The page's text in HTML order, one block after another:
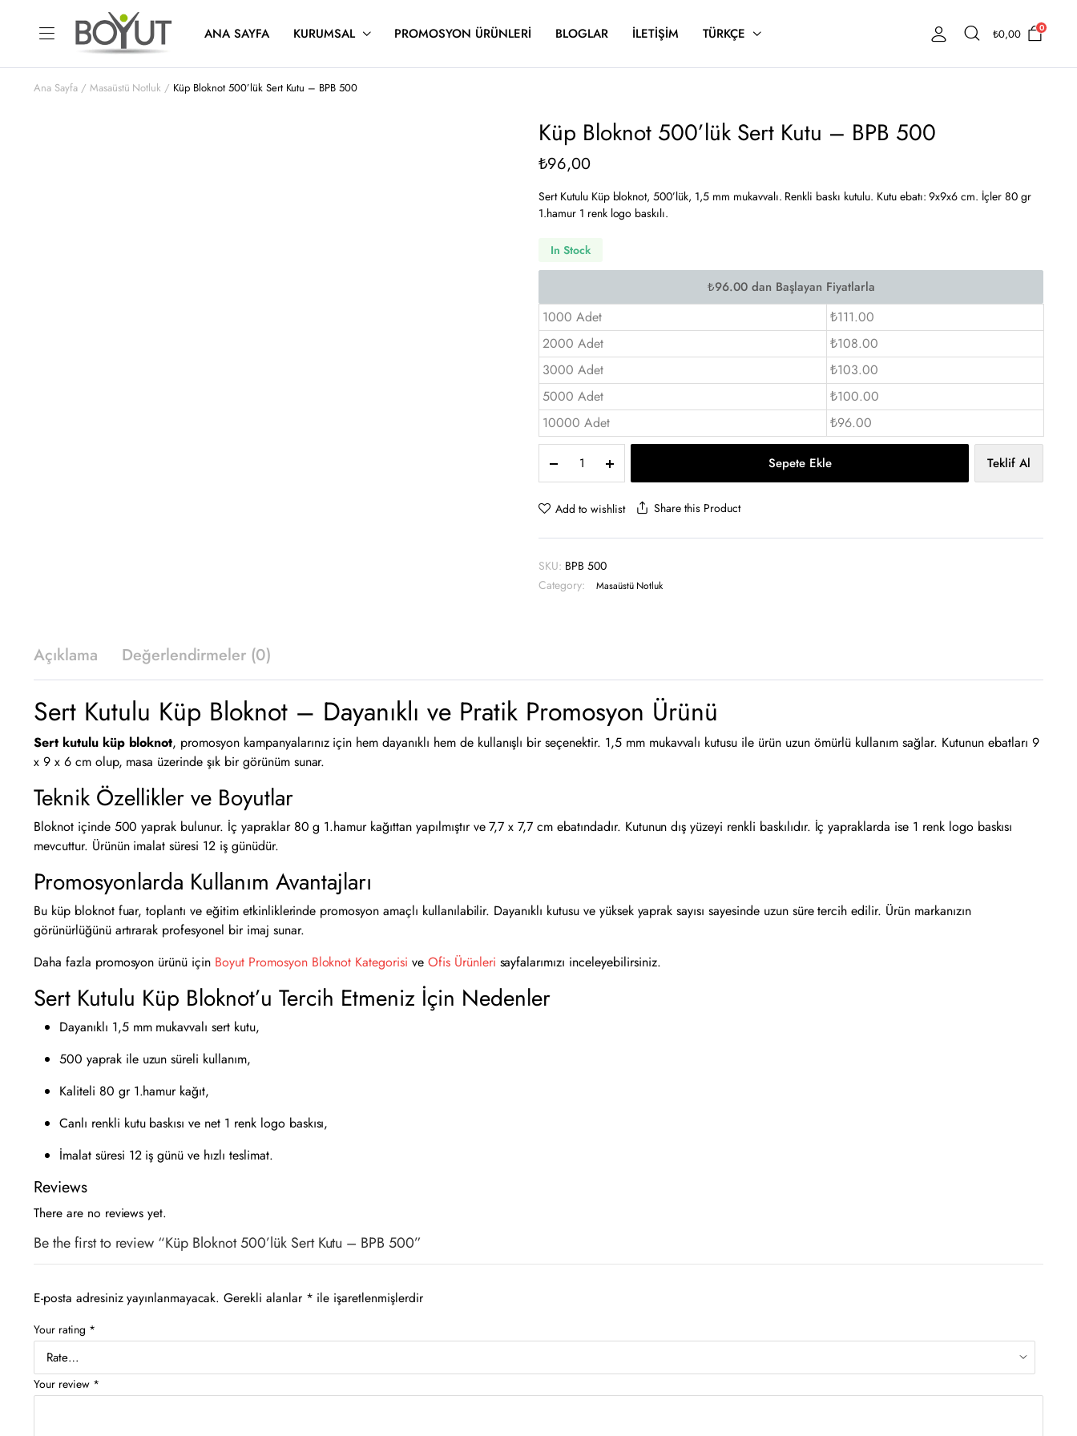
ANA SAYFA KURUMSAL PROMOSYON ÜRÜNLERI BLOGLAR İLETIŞIM TÜRKÇE ₺0,00 0
Ana Sayfa Masaüstü Notluk Küp Bloknot 500’lük Sert Kutu – BPB 500
Küp Bloknot 500’lük Sert Kutu – BPB 500
₺96,00
Sert Kutulu Küp bloknot, 500’lük, 1,5 mm mukavvalı. Renkli baskı kutulu. Kutu ebatı: 9x9x6 cm. İçler 80 gr
1.hamur 1 renk logo baskılı.
In Stock
1000 Adet
₺111.00
2000 Adet
₺108.00
3000 Adet
₺103.00
5000 Adet
₺100.00
10000 Adet
₺96.00
Bloknot
500’lük
Sert
-
500
quantity
Sepete Ekle Teklif Al
Add to wishlist Share this Product
SKU: BPB 500
Category:
Masaüstü Notluk
Açıklama Değerlendirmeler (0)
Sert Kutulu Küp Bloknot – Dayanıklı ve Pratik Promosyon Ürünü
Sert kutulu küp bloknot, promosyon kampanyalarınız için hem dayanıklı hem de kullanışlı bir seçenektir. 1,5 mm mukavvalı kutusu ile ürün uzun ömürlü kullanım sağlar. Kutunun ebatları 9
x 9 x 6 cm olup, masa üzerinde şık bir görünüm sunar.
Teknik Özellikler ve Boyutlar
Bloknot içinde 500 yaprak bulunur. İç yapraklar 80 g 1.hamur kağıttan yapılmıştır ve 7,7 x 7,7 cm ebatındadır. Kutunun dış yüzeyi renkli baskılıdır. İç yapraklarda ise 1 renk logo baskısı
mevcuttur. Ürünün imalat süresi 12 iş günüdür.
Promosyonlarda Kullanım Avantajları
Bu küp bloknot fuar, toplantı ve eğitim etkinliklerinde promosyon amaçlı kullanılabilir. Dayanıklı kutusu ve yüksek yaprak sayısı sayesinde uzun süre tercih edilir. Ürün markanızın
görünürlüğünü artırarak profesyonel bir imaj sunar.
Daha fazla promosyon ürünü için Boyut Promosyon Bloknot Kategorisi ve Ofis Ürünleri sayfalarımızı inceleyebilirsiniz.
Sert Kutulu Küp Bloknot’u Tercih Etmeniz İçin Nedenler
Dayanıklı 1,5 mm mukavvalı sert kutu,
500 yaprak ile uzun süreli kullanım,
Kaliteli 80 gr 1.hamur kağıt,
Canlı renkli kutu baskısı ve net 1 renk logo baskısı,
İmalat süresi 12 iş günü ve hızlı teslimat.
Reviews
There are no reviews yet.
Be the first to review “Küp Bloknot 500’lük Sert Kutu – BPB 500”
E-posta adresiniz yayınlanmayacak. Gerekli alanlar * ile işaretlenmişlerdir
Your rating *
Your review *